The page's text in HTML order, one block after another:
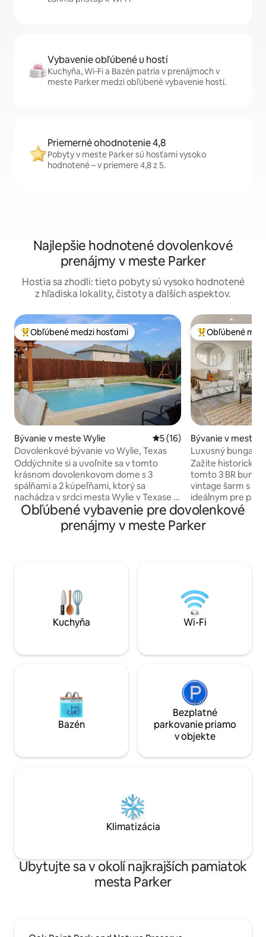
Vybavenie obľúbené u hostí
Kuchyňa, Wi-Fi a Bazén patria v prenájmoch v
meste Parker medzi obľúbené vybavenie hostí.
Priemerné ohodnotenie 4,8
Pobyty v meste Parker sú hosťami vysoko
hodnotené – v priemere 4,8 z 5.
Najlepšie hodnotené dovolenkové
prenájmy v meste Parker
Hostia sa zhodli: tieto pobyty sú vysoko hodnotené
z hľadiska lokality, čistoty a ďalších aspektov.
Najobľúbenejšie medzi hosťami
Obľúbené medzi hosťami
Bývanie v meste Wylie Priemerné ohodnotenie 5
5 (16)
Dovolenkové bývanie vo Wylie, Texas
Oddýchnite si a uvoľnite sa v tomto
krásnom dovolenkovom dome s 3
spálňami a 2 kúpeľňami, ktorý sa
nachádza v srdci mesta Wylie v Texase –
len pár minút od jazera Lavon,
miestnych parkov a očarujúcich
reštaurácií v centre mesta. Užite si
usporiadanie bývania zahŕňa plne
vybavenú kuchyňu, útulnú obývaciu izbu
s inteligentným televízorom a
priestranné spálne navrhnuté pre
Najobľúbenejšie
Obľúbené
Bývanie v meste
Luxusný
mesta
Zažite historické
tomto 3 BR
vintage šarm s
ideálnym pre
Nachádza sa len
ponúka
plne vybavenou
K vybaveniu patrí
Fi, plyšová
kamienkový
sušička.
Obľúbené vybavenie pre dovolenkové
prenájmy v meste Parker
Kuchyňa Wi-Fi
Bazén
Bezplatné
parkovanie priamo
v objekte
Klimatizácia
Ubytujte sa v okolí najkrajších pamiatok
mesta Parker